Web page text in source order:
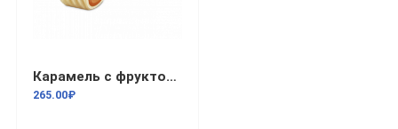
Карамель с фруктово-ягодной начинкой Яблоко 1кг/8
265.00₽